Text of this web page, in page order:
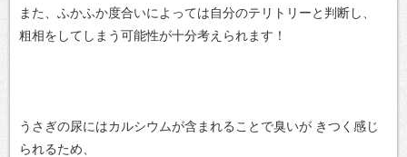
また、ふかふか度合いによっては自分のテリトリーと判断し、
粗相をしてしまう可能性が十分考えられます！
うさぎの尿にはカルシウムが含まれることで臭いが きつく感じ
られるため、